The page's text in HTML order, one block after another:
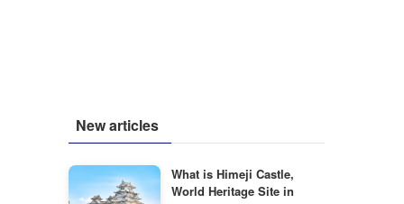
New articles
What is Himeji Castle,
World Heritage Site in